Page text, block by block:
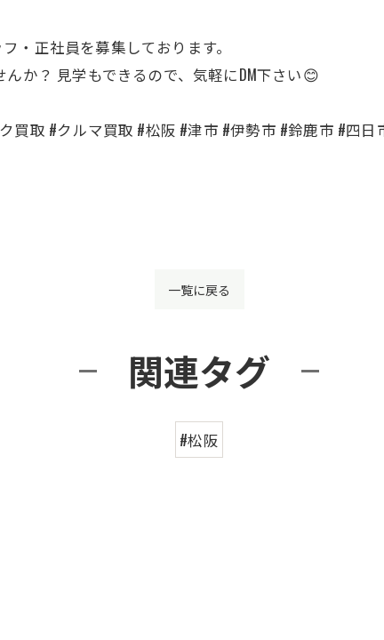
・正社員を募集しております。
か？ 見学もできるので、気軽にDM下さい😊
取 #クルマ買取 #松阪 #津市 #伊勢市 #鈴鹿市 #四日
一覧に戻る
関連タグ
#松阪